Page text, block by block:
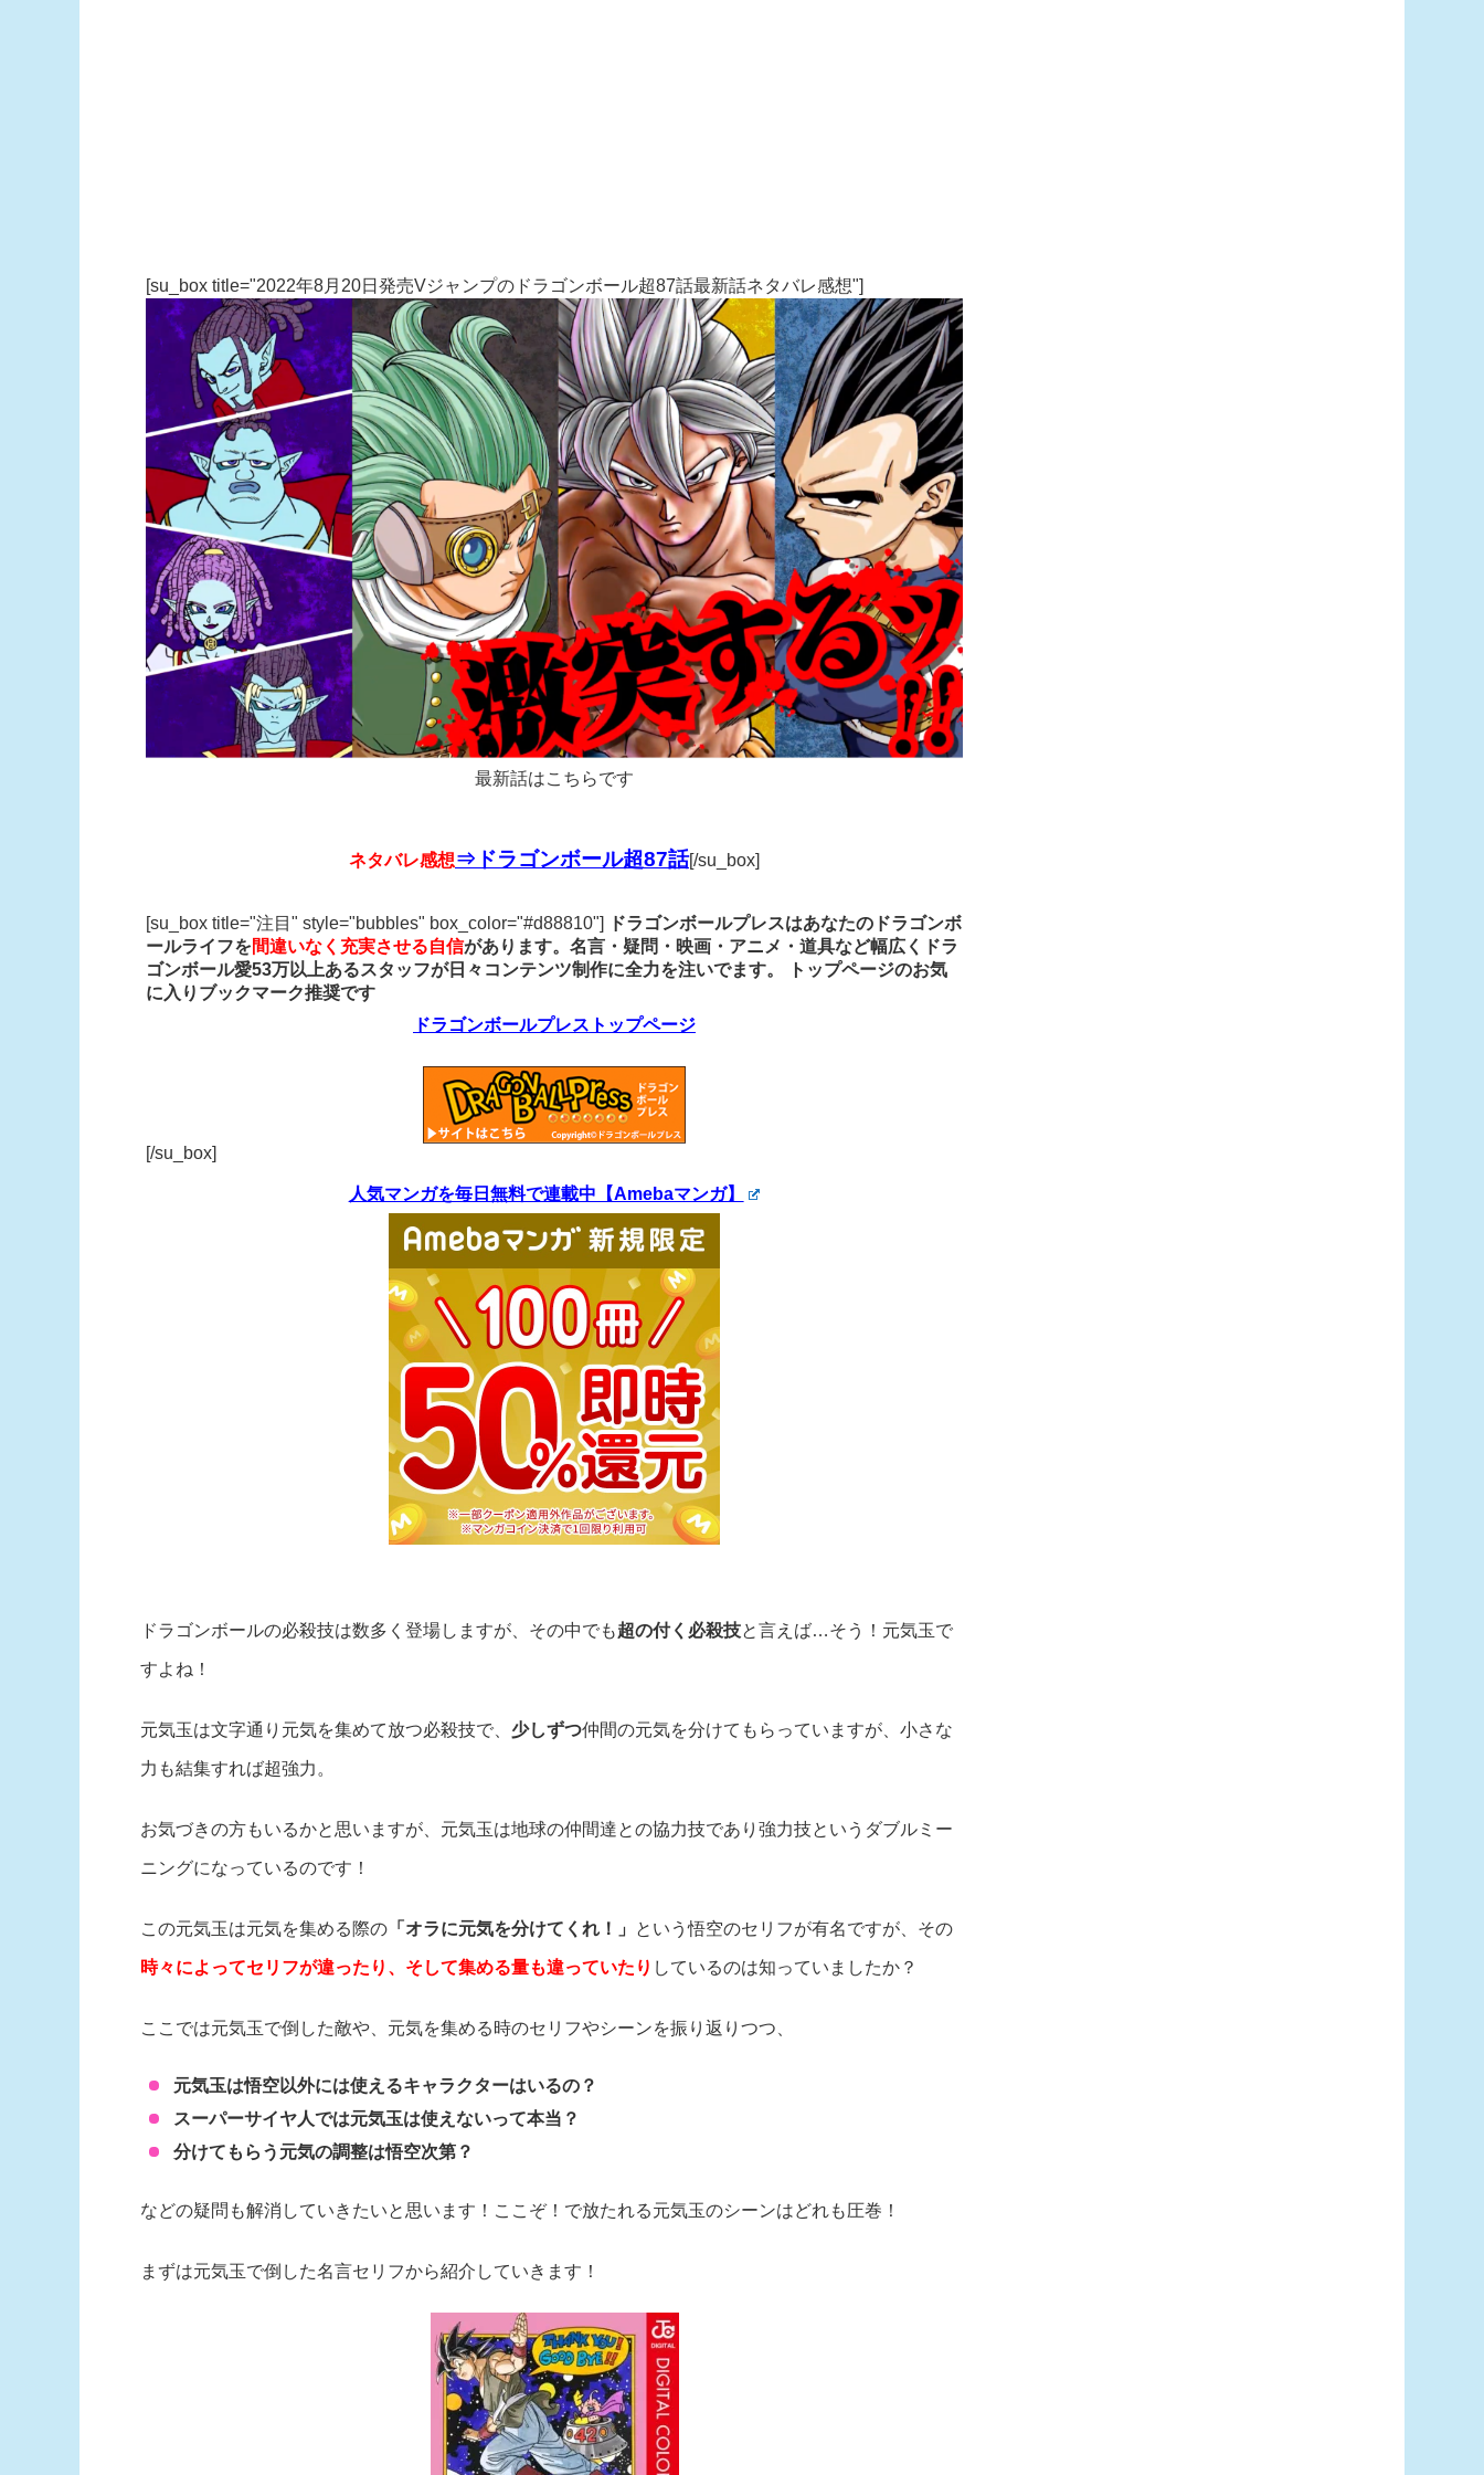
[su_box title="2022年8月20日発売Vジャンプのドラゴンボール超87話最新話ネタバレ感想"]
最新話はこちらです
ネタバレ感想⇒ドラゴンボール超87話[/su_box]
[su_box title="注目" style="bubbles" box_color="#d88810"]
ドラゴンボールプレスはあなたのドラゴンボ
ールライフを間違いなく充実させる自信があります。名言・疑問・映画・アニメ・道具など幅広くドラ
ゴンボール愛53万以上あるスタッフが日々コンテンツ制作に全力を注いでます。
トップページのお気
に入りブックマーク推奨です
ドラゴンボールプレストップページ
[/su_box]
人気マンガを毎日無料で連載中【Amebaマンガ】
ドラゴンボールの必殺技は数多く登場しますが、その中でも超の付く必殺技と言えば…そう！元気玉で
すよね！
元気玉は文字通り元気を集めて放つ必殺技で、 少しずつ仲間の元気を分けてもらっていますが、小さな
力も結集すれば超強力。
お気づきの方もいるかと思いますが、元気玉は地球の仲間達との協力技であり強力技というダブルミー
ニングになっているのです！
この元気玉は元気を集める際の 「オラに元気を分けてくれ！」 という悟空のセリフが有名ですが、その
時々によってセリフが違ったり、そして集める量も違っていたり しているのは知っていましたか？
ここでは元気玉で倒した敵や、元気を集める時のセリフやシーンを振り返りつつ、
元気玉は悟空以外には使えるキャラクターはいるの？
スーパーサイヤ人では元気玉は使えないって本当？
分けてもらう元気の調整は悟空次第？
などの疑問も解消していきたいと思います！ここぞ！で放たれる元気玉のシーンはどれも圧巻！
まずは元気玉で倒した名言セリフから紹介していきます！